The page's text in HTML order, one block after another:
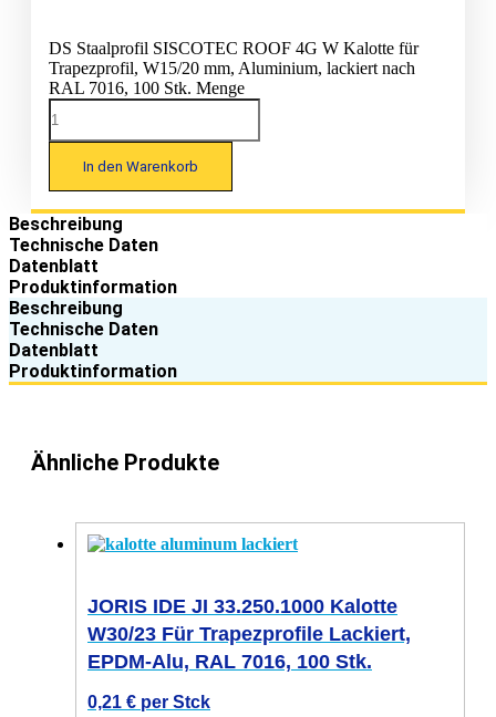
DS Staalprofil SISCOTEC ROOF 4G W Kalotte für
Trapezprofil, W15/20 mm, Aluminium, lackiert nach
RAL 7016, 100 Stk. Menge
In den Warenkorb
Beschreibung
Technische Daten
Datenblatt
Produktinformation
Beschreibung
Technische Daten
Datenblatt
Produktinformation
Ähnliche Produkte
JORIS IDE JI 33.250.1000 Kalotte
W30/23 Für Trapezprofile Lackiert,
EPDM-Alu, RAL 7016, 100 Stk.
0,21 € per Stck